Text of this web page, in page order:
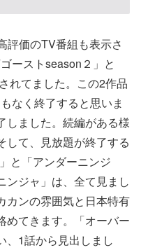
評価のTV番組も表示さ
ーストseason２」と
れてました。この2作品
なく終了すると思いま
しました。続編がある様
して、見放題が終了する
と「アンダーニンジ
ンジャ」は、全て見まし
カンの雰囲気と日本特有
めてきます。「オーバー
、1話から見出しまし